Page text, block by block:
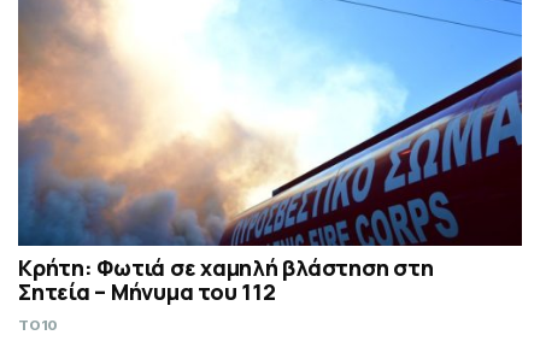
Κρήτη: Φωτιά σε χαμηλή βλάστηση στη
Σητεία – Μήνυμα του 112
TO10